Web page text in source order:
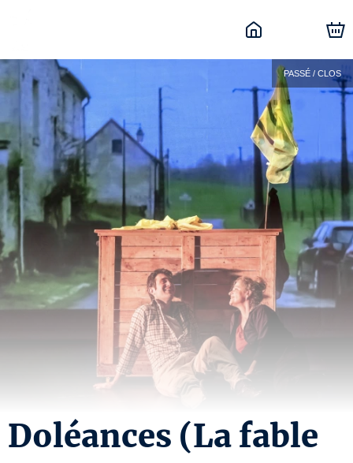
PASSÉ / CLOS
Doléances (La fable